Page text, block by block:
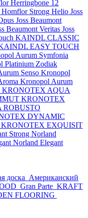
Herringbone 12
Homflor Strong Helio Joss
Joss Beaumont
Beaumont Veritas Joss
KAINDL CLASSIC
EASY TOUCH
Aurum Symfonia
Platinium Zodiak
Senso Kronopol
Kronopol Aurum
KRONOTEX AQUA
KRONOTEX
ROBUSTO
DYNAMIC
KRONOTEX EXQUISIT
Strong Norland
Norland Elegant
доска Американский
Gran Parte KRAFT
FLOORING